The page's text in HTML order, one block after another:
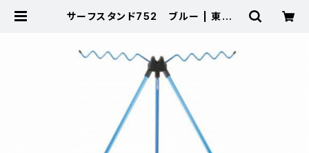
サーフスタンド752 ブルー | 東海つ